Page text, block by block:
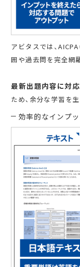
アビタスでは、
囲や過去問を完全網
最新出題内容に対
ため、余分な学習を
効率的なインプ